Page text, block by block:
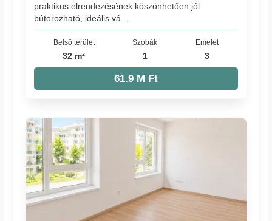
praktikus elrendezésének köszönhetően jól
bútorozható, ideális vá...
Belső terület
32 m²
Szobák
1
Emelet
3
61.9 M Ft